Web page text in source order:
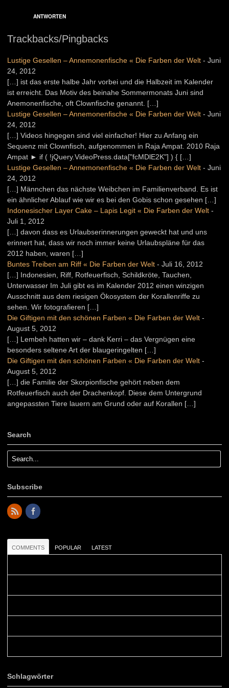
ANTWORTEN
Trackbacks/Pingbacks
Lustige Gesellen – Annemonenfische « Die Farben der Welt - Juni
24, 2012
[…] ist das erste halbe Jahr vorbei und die Halbzeit im Kalender
ist erreicht. Das Motiv des beinahe Sommermonats Juni sind
Anemonenfische, oft Clownfische genannt. […]
Lustige Gesellen – Annemonenfische « Die Farben der Welt - Juni
24, 2012
[…] Videos hingegen sind viel einfacher! Hier zu Anfang ein
Sequenz mit Clownfisch, aufgenommen in Raja Ampat. 2010 Raja
Ampat ► if ( !jQuery.VideoPress.data["fcMDlE2K"] ) { […]
Lustige Gesellen – Annemonenfische « Die Farben der Welt - Juni
24, 2012
[…] Männchen das nächste Weibchen im Familienverband. Es ist
ein ähnlicher Ablauf wie wir es bei den Gobis schon gesehen […]
Indonesischer Layer Cake – Lapis Legit « Die Farben der Welt -
Juli 1, 2012
[…] davon dass es Urlaubserinnerungen geweckt hat und uns
erinnert hat, dass wir noch immer keine Urlaubspläne für das
2012 haben, waren […]
Buntes Treiben am Riff « Die Farben der Welt - Juli 16, 2012
[…] Indonesien, Riff, Rotfeuerfisch, Schildkröte, Tauchen,
Unterwasser Im Juli gibt es im Kalender 2012 einen winzigen
Ausschnitt aus dem riesigen Ökosystem der Korallenriffe zu
sehen. Wir fotografieren […]
Die Giftigen mit den schönen Farben « Die Farben der Welt -
August 5, 2012
[…] Lembeh hatten wir – dank Kerri – das Vergnügen eine
besonders seltene Art der blaugeringelten […]
Die Giftigen mit den schönen Farben « Die Farben der Welt -
August 5, 2012
[…] die Familie der Skorpionfische gehört neben dem
Rotfeuerfisch auch der Drachenkopf. Diese dem Untergrund
angepassten Tiere lauern am Grund oder auf Korallen […]
Search
Subscribe
COMMENTS POPULAR LATEST
Schlagwörter